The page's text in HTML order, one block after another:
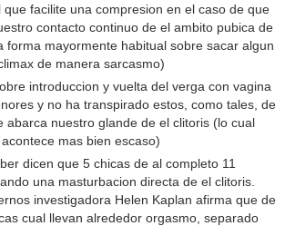
que facilite una compresion en el caso de que
contacto continuo de el ambito pubica de
forma mayormente habitual sobre sacar algun
de manera sarcasmo)
introduccion y vuelta del verga con vagina
y no ha transpirado estos, como tales, de
abarca nuestro glande de el clitoris (lo cual
acontece mas bien escaso)
dicen que 5 chicas de al completo 11
una masturbacion directa de el clitoris.
investigadora Helen Kaplan afirma que de
cual llevan alrededor orgasmo, separado